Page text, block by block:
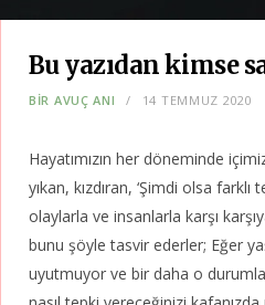
Bu yazıdan kimse
BIR AVUÇ ANI 14 TEMMUZ 2020
Hayatımızın her döneminde
yıkan, kızdıran, ‘Şimdi olsa
olaylarla ve insanlarla karşı
bunu şöyle tasvir ederler; Eğer
uyutmuyor ve bir daha o durumla